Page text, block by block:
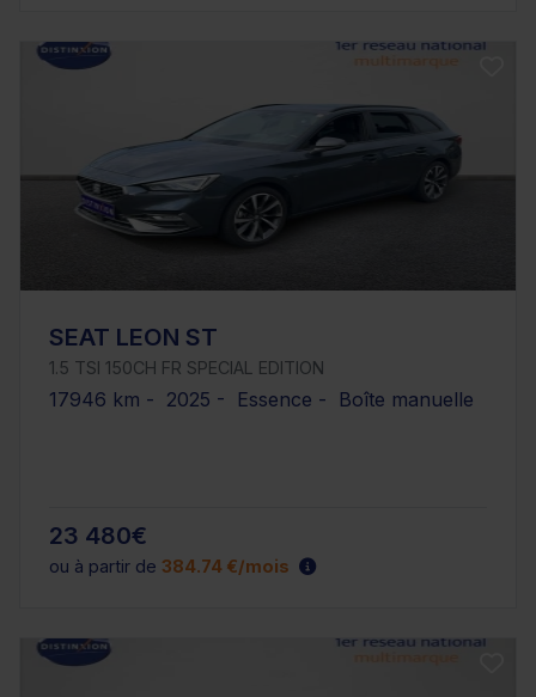
SEAT LEON ST
1.5 TSI 150CH FR SPECIAL EDITION
17946 km - 2025 - Essence - Boîte manuelle
23 480€
ou à partir de 384.74 €/mois